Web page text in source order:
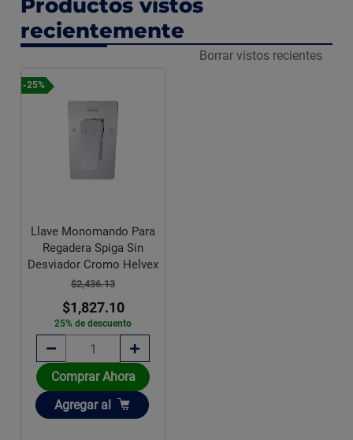
Productos vistos
recientemente
Borrar vistos recientes
-25%
Llave Monomando Para
Regadera Spiga Sin
Desviador Cromo Helvex
$2,436.13
$1,827.10
25% de descuento
Comprar Ahora
Añadir
Agregar al